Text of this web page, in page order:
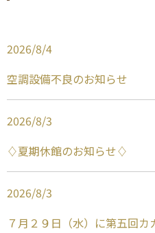
2026/8/4
空調設備不良のお知らせ
2026/8/3
♢夏期休館のお知らせ♢
2026/8/3
７月２９日（水）に第五回